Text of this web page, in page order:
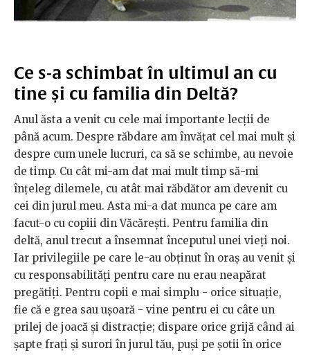
Ce s-a schimbat în ultimul an cu
tine și cu familia din Deltă?
Anul ăsta a venit cu cele mai importante lecții de
până acum. Despre răbdare am învățat cel mai mult și
despre cum unele lucruri, ca să se schimbe, au nevoie
de timp. Cu cât mi-am dat mai mult timp să-mi
înțeleg dilemele, cu atât mai răbdător am devenit cu
cei din jurul meu. Asta mi-a dat munca pe care am
facut-o cu copiii din Văcărești. Pentru familia din
deltă, anul trecut a însemnat începutul unei vieți noi.
Iar privilegiile pe care le-au obținut în oraș au venit și
cu responsabilități pentru care nu erau neapărat
pregătiți. Pentru copii e mai simplu - orice situație,
fie că e grea sau ușoară - vine pentru ei cu câte un
prilej de joacă și distracție; dispare orice grijă când ai
șapte frați și surori în jurul tău, puși pe șotii în orice